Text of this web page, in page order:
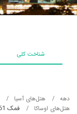
شناخت کلی
دهه هتل‌های آسيا
هتل‌های اوساکا
فمک 14307661 1بر این یومدا